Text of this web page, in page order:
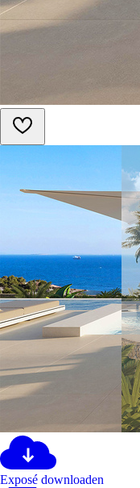
Exposé downloaden